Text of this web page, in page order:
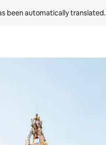
been automatically translated.